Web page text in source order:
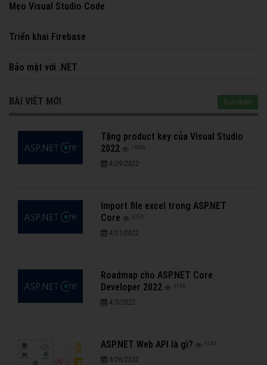
Mẹo Visual Studio Code
Triển khai Firebase
Bảo mật với .NET
BÀI VIẾT MỚI Đọc thêm
Tặng product key của Visual Studio
2022
18942
4/29/2022
Import file excel trong ASP.NET
Core
5259
4/21/2022
Roadmap cho ASP.NET Core
Developer 2022
3769
4/3/2022
ASP.NET Web API là gì? 5244
3/26/2022